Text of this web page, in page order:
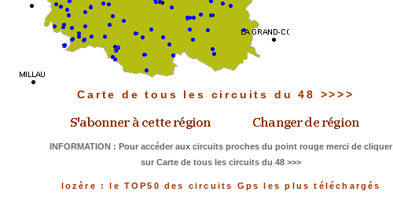
Carte de tous les circuits du 48 >>>>
INFORMATION : Pour accéder aux circuits proches du point rouge merci de cliquer
sur Carte de tous les circuits du 48 >>>
lozère : le TOP50 des circuits Gps les plus téléchargés